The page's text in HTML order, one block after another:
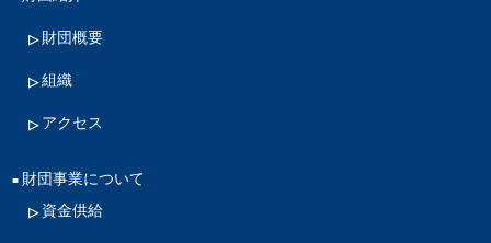
財団概要
組織
アクセス
財団事業について
資金供給